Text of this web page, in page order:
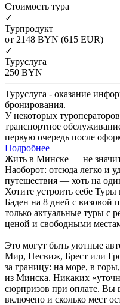
Cтоимость тура
✓
Турпродукт
от 2148 BYN (615 EUR)
✓
Туруслуга
250 BYN
Туруслуга - оказание
бронирования.
У некоторых
транспортное
первую очередь после
Подробнее
Жить в Минске — не
Наоборот: отсюда легко и
путешествия — хоть на
Хотите устроить себе
Баден на 8 дней с визовой
только актуальные туры с
ценой и свободными
Это могут быть уютные
Мир, Несвиж, Брест или
за границу: на море, в
из Минска. Никаких
сюрпризов при оплате. Вы
включено и сколько мест